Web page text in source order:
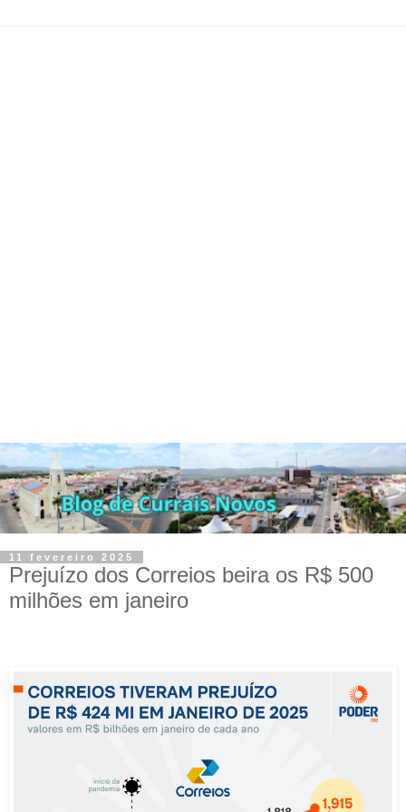
11 fevereiro 2025
Prejuízo dos Correios beira os R$ 500
milhões em janeiro